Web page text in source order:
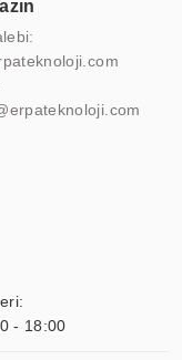
- 18:00